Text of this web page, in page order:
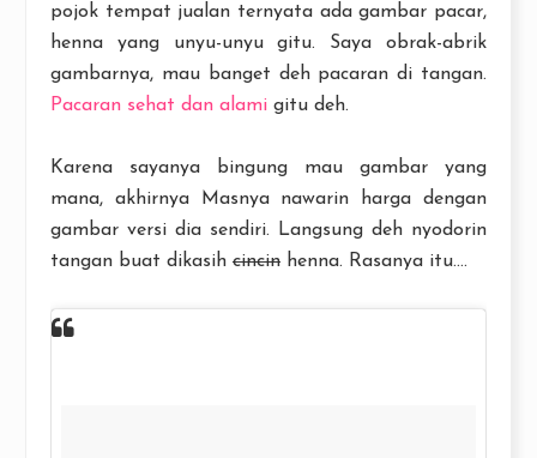
pojok tempat jualan ternyata ada gambar pacar,
henna yang unyu-unyu gitu. Saya obrak-abrik
gambarnya, mau banget deh pacaran di tangan.
Pacaran sehat dan alami gitu deh.
Karena sayanya bingung mau gambar yang
mana, akhirnya Masnya nawarin harga dengan
gambar versi dia sendiri. Langsung deh nyodorin
tangan buat dikasih cincin henna. Rasanya itu....